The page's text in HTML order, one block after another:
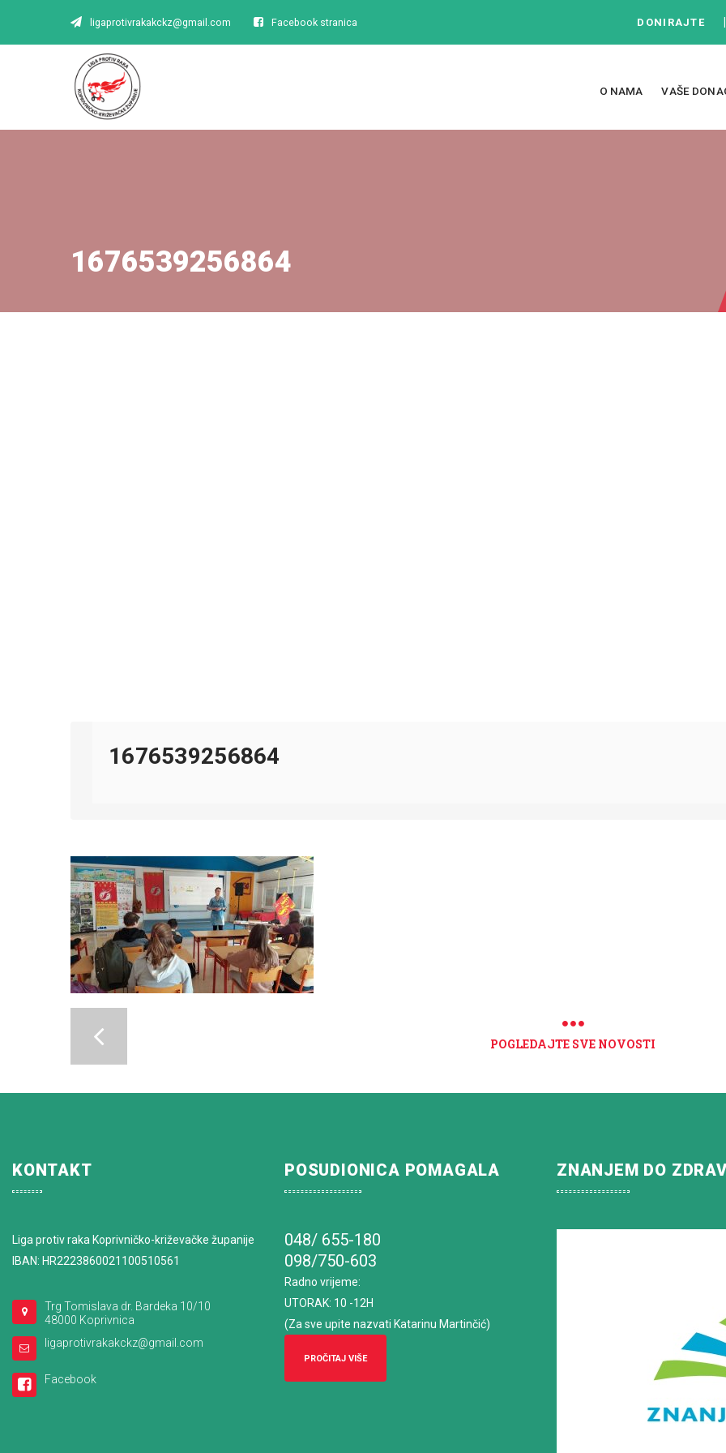
ligaprotivrakakckz@gmail.com Facebook stranica DONIRAJTE
O NAMA VAŠE
1676539256864
1676539256864
POGLEDAJTE SVE NOVOSTI
KONTAKT
Liga protiv raka Koprivničko-križevačke županije
IBAN: HR2223860021100510561
Trg Tomislava dr. Bardeka 10/10
48000 Koprivnica
ligaprotivrakakckz@gmail.com
Facebook
POSUDIONICA POMAGALA
048/ 655-180
098/750-603
Radno vrijeme:
UTORAK: 10 -12H
(Za sve upite nazvati Katarinu Martinčić)
PROČITAJ VIŠE
ZNANJEM DO